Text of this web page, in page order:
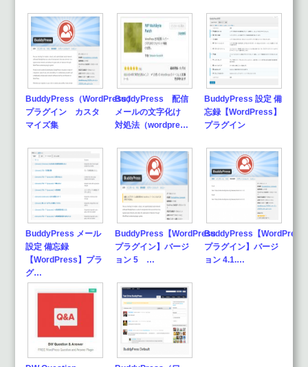
BuddyPress（WordPress）
プラグイン カスタ
マイズ集
BuddyPress 配信
メールの文字化け
対処法（wordpre…
BuddyPress 設定 備
忘録【WordPress】
プラグイン
BuddyPress メール
設定 備忘録
【WordPress】プラ
グ…
BuddyPress【WordPress
プラグイン】バージ
ョン 5 …
BuddyPress【WordPress
プラグイン】バージ
ョン 4.1.…